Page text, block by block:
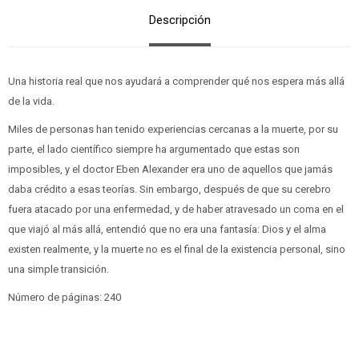
Descripción
Una historia real que nos ayudará a comprender qué nos espera más allá
de la vida.
Miles de personas han tenido experiencias cercanas a la muerte, por su
parte, el lado científico siempre ha argumentado que estas son
imposibles, y el doctor Eben Alexander era uno de aquellos que jamás
daba crédito a esas teorías. Sin embargo, después de que su cerebro
fuera atacado por una enfermedad, y de haber atravesado un coma en el
que viajó al más allá, entendió que no era una fantasía: Dios y el alma
existen realmente, y la muerte no es el final de la existencia personal, sino
una simple transición.
Número de páginas: 240